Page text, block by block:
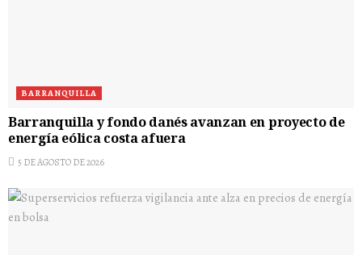
BARRANQUILLA
Barranquilla y fondo danés avanzan en proyecto de
energía eólica costa afuera
5 DE AGOSTO DE 2026